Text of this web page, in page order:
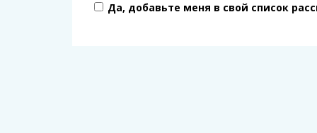
Да, добавьте меня в свой список